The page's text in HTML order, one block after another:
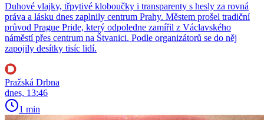
Duhové vlajky, třpytivé kloboučky i transparenty s hesly za rovná
práva a lásku dnes zaplnily centrum Prahy. Městem prošel tradiční
průvod Prague Pride, který odpoledne zamířil z Václavského
náměstí přes centrum na Štvanici. Podle organizátorů se do něj
zapojily desítky tisíc lidí.
Pražská Drbna
dnes, 13:46
1 min